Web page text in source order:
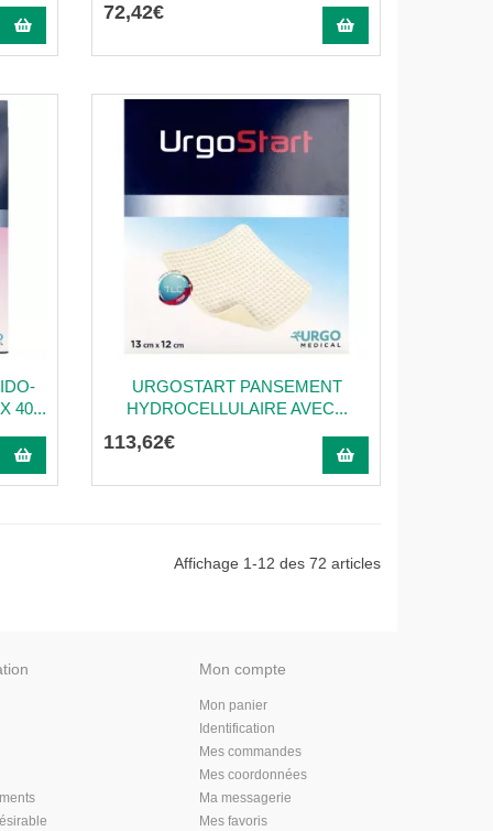
72,42€
40...
URGOSTART PANSEMENT
HYDROCELLULAIRE AVEC...
113,62€
Affichage 1-12 des 72 articles
Mon compte
Mon panier
Identification
Mes commandes
Mes coordonnées
Ma messagerie
Mes favoris